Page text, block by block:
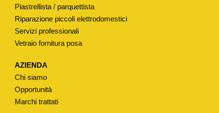
N
E
T
T
7
Piastrellista / parquettista
Riparazione piccoli elettrodomestici
Servizi professionali
Vetraio fornitura posa
AZIENDA
Chi siamo
Opportunità
Marchi trattati